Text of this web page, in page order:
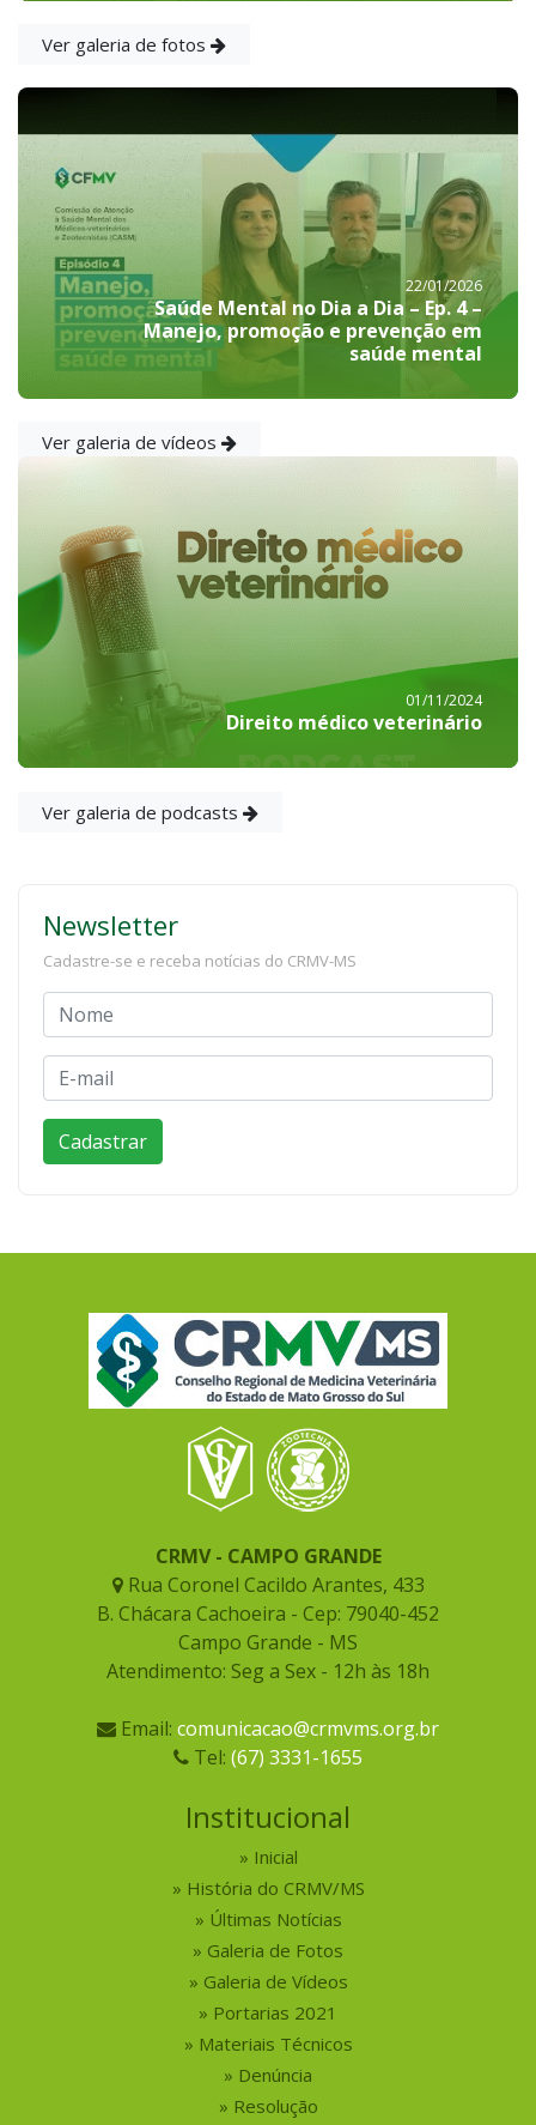
Ver galeria de fotos
22/01/2026
Saúde Mental no Dia a Dia – Ep. 4 –
Manejo, promoção e prevenção em
saúde mental
Ver galeria de vídeos
01/11/2024
Direito médico veterinário
Ver galeria de podcasts
Newsletter
Cadastre-se e receba notícias do CRMV-MS
CRMV - CAMPO GRANDE
Rua Coronel Cacildo Arantes, 433
B. Chácara Cachoeira - Cep: 79040-452
Campo Grande - MS
Atendimento: Seg a Sex - 12h às 18h
Email: comunicacao@crmvms.org.br
Tel: (67) 3331-1655
Institucional
Inicial
História do CRMV/MS
Últimas Notícias
Galeria de Fotos
Galeria de Vídeos
Portarias 2021
Materiais Técnicos
Denúncia
Resolução